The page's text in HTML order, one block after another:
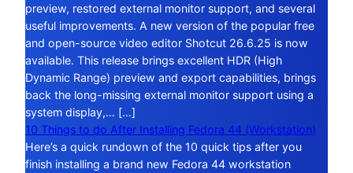
preview, restored external monitor support, and several
useful improvements. A new version of the popular free
and open-source video editor Shotcut 26.6.25 is now
available. This release brings excellent HDR (High
Dynamic Range) preview and export capabilities, brings
back the long-missing external monitor support using a
system display,… […]
10 Things to do After Installing Fedora 44 (Workstation)
Here’s a quick rundown of the 10 quick tips after you
finish installing a brand new Fedora 44 workstation